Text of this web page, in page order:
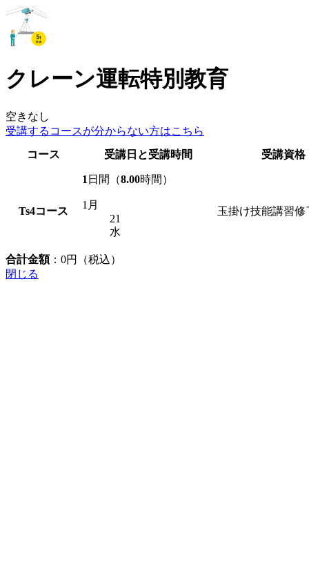
クレーン運転特別教育
空きなし
受講するコースが分からない方はこちら
コース
受講日と受講時間 受講資格
Ts4コース
1 日間（8.00時間）
1月
21
水
玉掛け技能講習修
合計金額： 0円（税込）
閉じる